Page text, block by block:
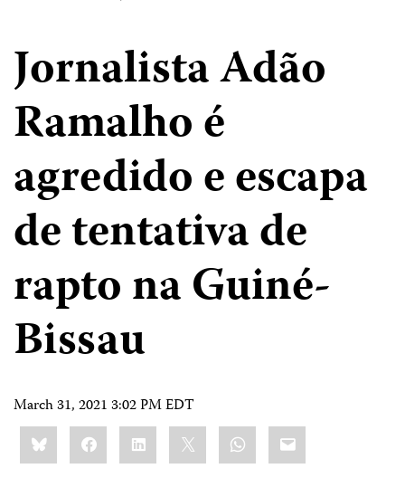
Jornalista Adão
Ramalho é
agredido e escapa
de tentativa de
rapto na Guiné-
Bissau
March 31, 2021 3:02 PM EDT
Share
this:BlueskyFacebookLinkedIn WhatsApp
Email